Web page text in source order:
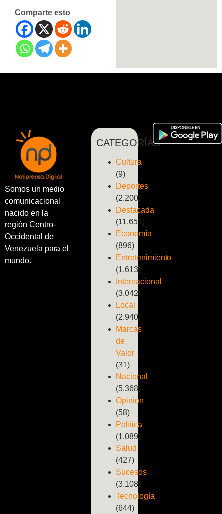
Comparte esto
Somos un medio
comunicacional
nacido en la
región Centro-
Occidental de
Venezuela para el
mundo.
CATEGORÍAS
Cultura
(9)
Deportes
(2.200)
Destacada
(11.651)
Economía
(896)
Entretenimiento
(1.613)
Internacional
(3.042)
Local
(2.940)
Marcas
de
Valor
(31)
Nacional
(5.368)
Opinión
(58)
Política
(1.089)
Salud
(427)
Sucesos
(3.108)
Tecnología
(644)